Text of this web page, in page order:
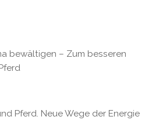
bewältigen – Zum besseren
Pferd. Neue Wege der Energie